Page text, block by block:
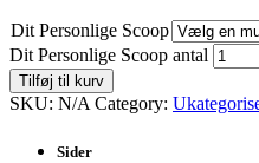
Dit Personlige Scoop
Dit Personlige Scoop antal
Tilføj til kurv
SKU: N/A Category:
Sider